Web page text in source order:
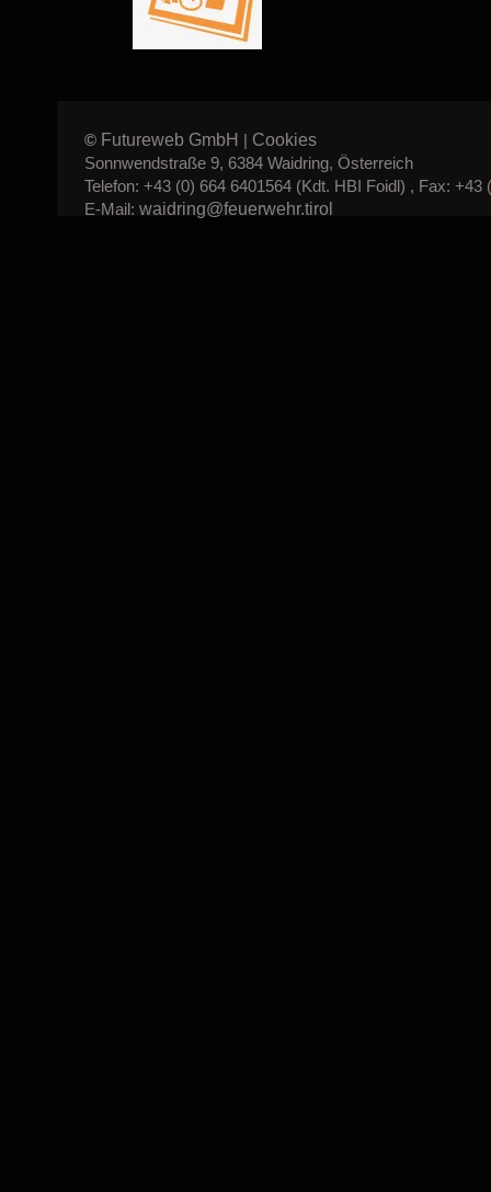
© Futureweb GmbH | Cookies
Sonnwendstraße 9, 6384 Waidring, Österreich
Telefon: +43 (0) 664 6401564 (Kdt. HBI Foidl) , Fax: +43
E-Mail: waidring@feuerwehr.tirol